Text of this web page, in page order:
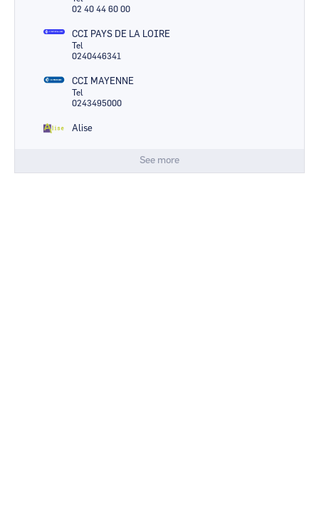
02 40 44 60 00
CCI PAYS DE LA LOIRE
Tel
0240446341
CCI MAYENNE
Tel
0243495000
Alise
See more